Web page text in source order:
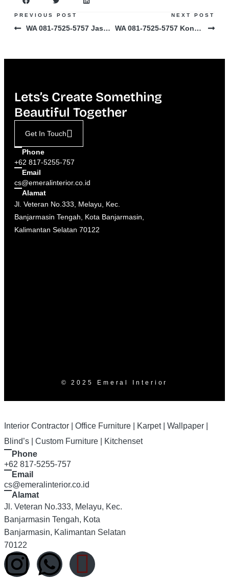
PREVIOUS POST
WA 081-7525-5757 Jasa Desain Interior Toko di Pontianak
NEXT POST
WA 081-7525-5757 Kontraktor Desain Interior Office di Banjarmasin
Lets’s Create Something
Beautiful Together
Get In Touch
Phone
+62 817-5255-757
Email
cs@emeralinterior.co.id
Alamat
Jl. Veteran No.333, Melayu, Kec.
Banjarmasin Tengah, Kota Banjarmasin,
Kalimantan Selatan 70122
© 2025 Emeral Interior
Interior Contractor | Office Furniture | Karpet | Wallpaper |
Blind’s | Custom Furniture | Kitchenset
Phone
+62 817-5255-757
Email
cs@emeralinterior.co.id
Alamat
Jl. Veteran No.333, Melayu, Kec.
Banjarmasin Tengah, Kota
Banjarmasin, Kalimantan Selatan
70122